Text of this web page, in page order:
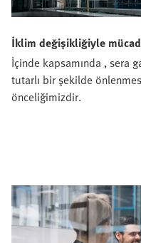
İklim değişikliğiyle
İçinde kapsamında , sera
tutarlı bir şekilde
önceliğimizdir.